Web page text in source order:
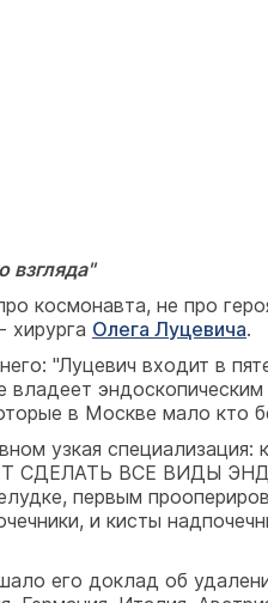
взгляда"
космонавта, не про
хирурга Олега Луцевича.
"Луцевич входит в
в Москве мало кто
узкая
ВСЕ ВИДЫ
первым
и кисты
его доклад об